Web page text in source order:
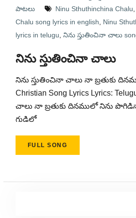
పాటలు
Ninu Sthuthinchina Chalu
Chalu song lyrics in english
Ninu
lyrics in telugu నిను స్తుతించినా చాలు
నిను స్తుతించినా చాలు
నిను స్తుతించినా చాలు నా బ్రతుకు
Christian Song Lyrics Lyrics:
చాలు నా బ్రతుకు దినములో నిను
గుడిలో
FULL SONG